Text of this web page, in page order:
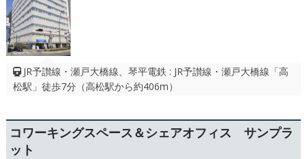
JR予讃線・瀬戸大橋線、琴平電鉄 : JR予讃線・瀬戸大橋線「高
松駅」徒歩7分（高松駅から約406m）
コワーキングスペース＆シェアオフィス サンプラ
ット